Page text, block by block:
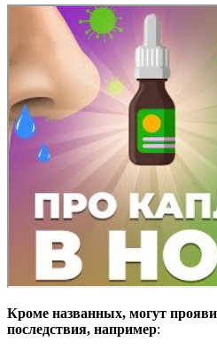
Кроме названных, могут
последствия, например: